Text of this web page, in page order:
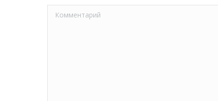
Комментарий